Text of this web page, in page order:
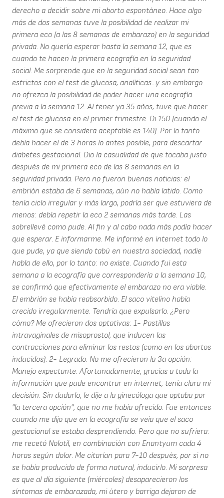
derecho a decidir sobre mi aborto espontáneo. Hace algo
más de dos semanas tuve la posibilidad de realizar mi
primera eco (a las 8 semanas de embarazo) en la seguridad
privada. No quería esperar hasta la semana 12, que es
cuando te hacen la primera ecografía en la seguridad
social. Me sorprende que en la seguridad social sean tan
estrictos con el test de glucosa, analíticas...y sin embargo
no ofrezca la posibilidad de poder hacer una ecografía
previa a la semana 12. Al tener ya 35 años, tuve que hacer
el test de glucosa en el primer trimestre. Di 150 (cuando el
máximo que se considera aceptable es 140). Por lo tanto
debía hacer el de 3 horas lo antes posible, para descartar
diabetes gestacional. Dio la casualidad de que tocaba justo
después de mi primera eco de las 8 semanas en la
seguridad privada. Pero no fueron buenas noticias: el
embrión estaba de 6 semanas, aún no había latido. Como
tenía ciclo irregular y más largo, podría ser que estuviera de
menos: debía repetir la eco 2 semanas más tarde. Las
sobrellevé como pude. Al fin y al cabo nada más podía hacer
que esperar. E informarme. Me informé en internet todo lo
que pude, ya que siendo tabú en nuestra sociedad, nadie
habla de ello, por lo tanto: no existe. Cuando fui esta
semana a la ecografía que correspondería a la semana 10,
se confirmó que efectivamente el embarazo no era viable.
El embrión se había reabsorbido. El saco vitelino había
crecido irregularmente. Tendría que expulsarlo. ¿Pero
cómo? Me ofrecieron dos optativas: 1- Pastillas
intravaginales de misoprostol, que inducen las
contracciones para eliminar los restos (como en los abortos
inducidos). 2- Legrado. No me ofrecieron la 3a opción:
Manejo expectante. Afortunadamente, gracias a toda la
información que pude encontrar en internet, tenía clara mi
decisión. Sin dudarlo, le dije a la ginecóloga que optaba por
"la tercera opción", que no me había ofrecido. Fue entonces
cuando me dijo que en la ecografía se veía que el saco
gestacional se estaba desprendiendo. Pero que no sufriera:
me recetó Nolotil, en combinación con Enantyum cada 4
horas según dolor. Me citarían para 7-10 después, por si no
se había producido de forma natural, inducirlo. Mi sorpresa
es que al día siguiente (miércoles) desaparecieron los
síntomas de embarazada, mi útero y barriga dejaron de